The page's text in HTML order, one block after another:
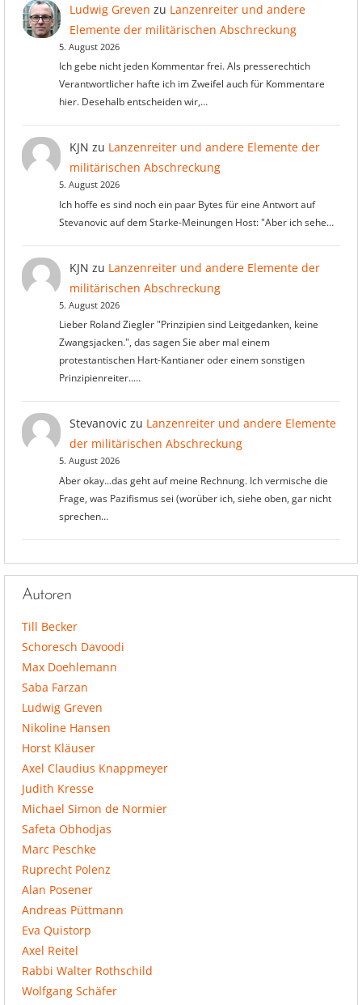
Ludwig Greven zu Lanzenreiter und andere
Elemente der militärischen Abschreckung
5. August 2026
Ich gebe nicht jeden Kommentar frei. Als presserechtich
Verantwortlicher hafte ich im Zweifel auch für Kommentare
hier. Desehalb entscheiden wir,…
KJN zu Lanzenreiter und andere Elemente der
militärischen Abschreckung
5. August 2026
Ich hoffe es sind noch ein paar Bytes für eine Antwort auf
Stevanovic auf dem Starke-Meinungen Host: "Aber ich sehe…
KJN zu Lanzenreiter und andere Elemente der
militärischen Abschreckung
5. August 2026
Lieber Roland Ziegler "Prinzipien sind Leitgedanken, keine
Zwangsjacken.", das sagen Sie aber mal einem
protestantischen Hart-Kantianer oder einem sonstigen
Prinzipienreiter..…
Stevanovic zu Lanzenreiter und andere Elemente
der militärischen Abschreckung
5. August 2026
Aber okay...das geht auf meine Rechnung. Ich vermische die
Frage, was Pazifismus sei (worüber ich, siehe oben, gar nicht
sprechen…
Autoren
Till Becker
Schoresch Davoodi
Max Doehlemann
Saba Farzan
Ludwig Greven
Nikoline Hansen
Horst Kläuser
Axel Claudius Knappmeyer
Judith Kresse
Michael Simon de Normier
Safeta Obhodjas
Marc Peschke
Ruprecht Polenz
Alan Posener
Andreas Püttmann
Eva Quistorp
Axel Reitel
Rabbi Walter Rothschild
Wolfgang Schäfer